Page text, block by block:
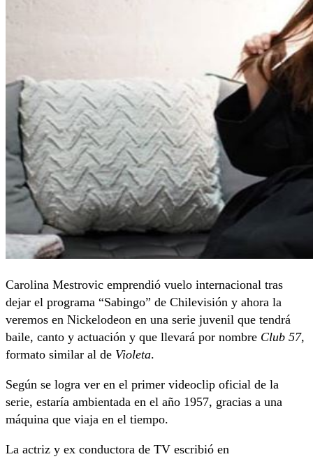
Carolina Mestrovic emprendió vuelo internacional tras
dejar el programa “Sabingo” de Chilevisión y ahora la
veremos en Nickelodeon en una serie juvenil que tendrá
baile, canto y actuación y que llevará por nombre Club 57,
formato similar al de Violeta.
Según se logra ver en el primer videoclip oficial de la
serie, estaría ambientada en el año 1957, gracias a una
máquina que viaja en el tiempo.
La actriz y ex conductora de TV escribió en